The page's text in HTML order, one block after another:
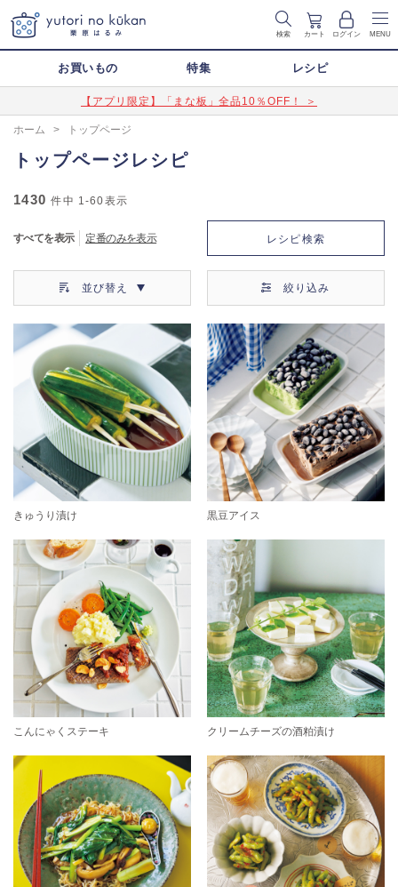
検索 カート ログイン MENU
お買いもの 特集 レシピ
【アプリ限定】「まな板」全品10％OFF！ ＞
ホーム > トップページ
トップページレシピ
1430 件中 1-60表示
すべてを表示 定番のみを表示 レシピ検索
並び替え 絞り込み
きゅうり漬け 黒豆アイス
こんにゃくステーキ クリームチーズの酒粕漬け